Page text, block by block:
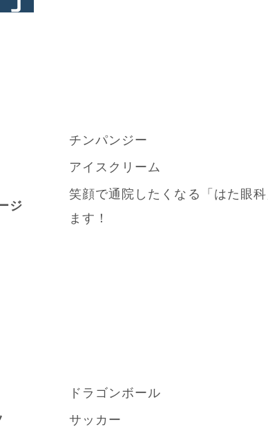
チンパンジー
アイスクリーム
ジ
笑顔で通院したくなる「はた眼
ます！
ドラゴンボール
サッカー